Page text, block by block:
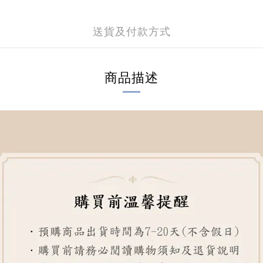
送貨及付款方式
商品描述